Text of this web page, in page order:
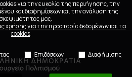
για την ευκολία της περιήγησης, την
και διαφημίσεων και την ανάλυση της
μας.
χρήσης για την προστασία δεδομένων και τα
cookies.
Επιδόσεων Διαφήμισης